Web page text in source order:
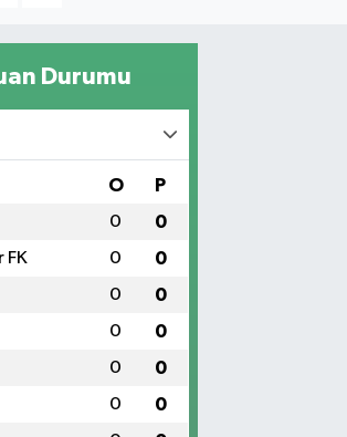
Durumu
O P
0 0
FK 0 0
0 0
0 0
0 0
0 0